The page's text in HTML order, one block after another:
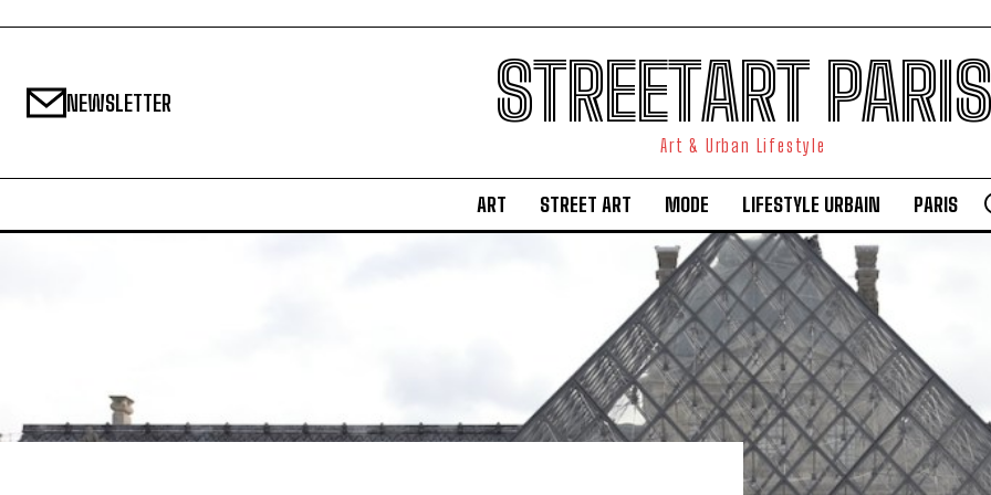
NEWSLETTER STREETART PARIS
Art & Urban Lifestyle
ART STREET ART MODE LIFESTYLE URBAIN PARIS